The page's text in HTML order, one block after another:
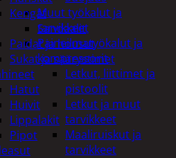
Muut työkalut ja
tarvikkeet
Paineilmatyökalut ja
kompressorit
Letkut, liittimet ja
pistoolit
Letkut ja muut
tarvikkeet
Maaliruiskut ja
tarvikkeet
Kengät
Sandaalit
Paidat ja housut
Sukat ja säärystimet
Hatut
Huivit
Lippalakit
Pipot